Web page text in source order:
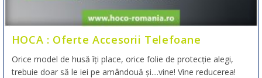
HOCA : Oferte Accesorii Telefoane
Orice model de husă îți place, orice folie de protecție alegi,
trebuie doar să le iei pe amândouă și....vine! Vine reducerea!